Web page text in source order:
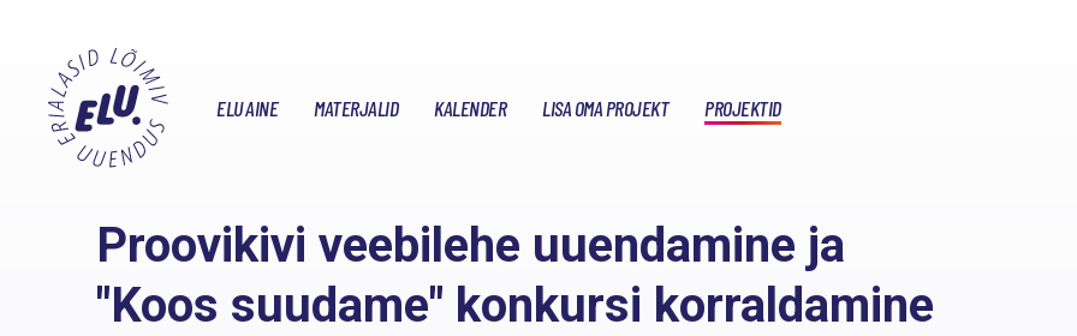
ELU AINE MATERJALID KALENDER LISA OMA PROJEKT PROJEKTID
Proovikivi veebilehe uuendamine ja
"Koos suudame" konkursi korraldamine